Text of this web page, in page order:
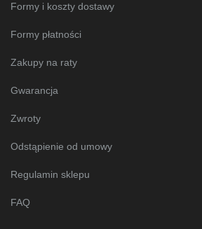
Formy i koszty dostawy
Formy płatności
Zakupy na raty
Gwarancja
Zwroty
Odstąpienie od umowy
Regulamin sklepu
FAQ